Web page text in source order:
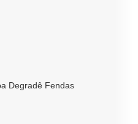
Degradê Fendas